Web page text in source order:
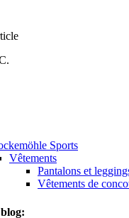
Sports
Vêtements
Pantalons et
Vêtements de